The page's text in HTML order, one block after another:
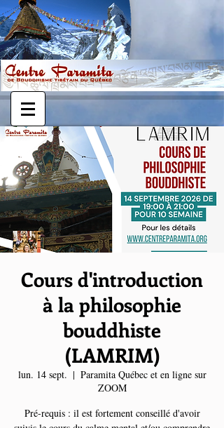
Cours d'introduction
à la philosophie
bouddhiste
(LAMRIM)
lun. 14 sept.
  |
Paramita Québec et en ligne sur
ZOOM
Pré-requis : il est fortement conseillé d'avoir